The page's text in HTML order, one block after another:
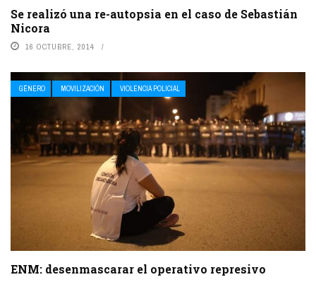
Se realizó una re-autopsia en el caso de Sebastián
Nicora
16 OCTUBRE, 2014
GÉNERO MOVILIZACIÓN VIOLENCIA POLICIAL
ENM: desenmascarar el operativo represivo